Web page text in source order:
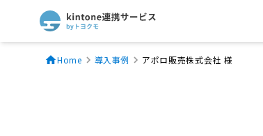
Home 導入事例 アポロ販売株式会社 様